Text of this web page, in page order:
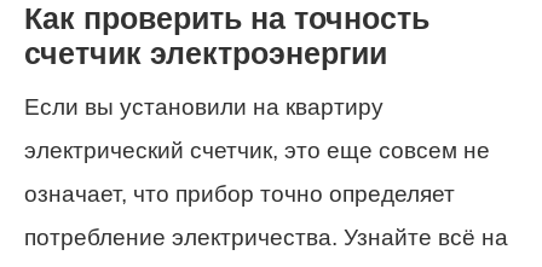
Как проверить на точность
счетчик электроэнергии
Если вы установили на квартиру
электрический счетчик, это еще совсем не
означает, что прибор точно определяет
потребление электричества. Узнайте всё на